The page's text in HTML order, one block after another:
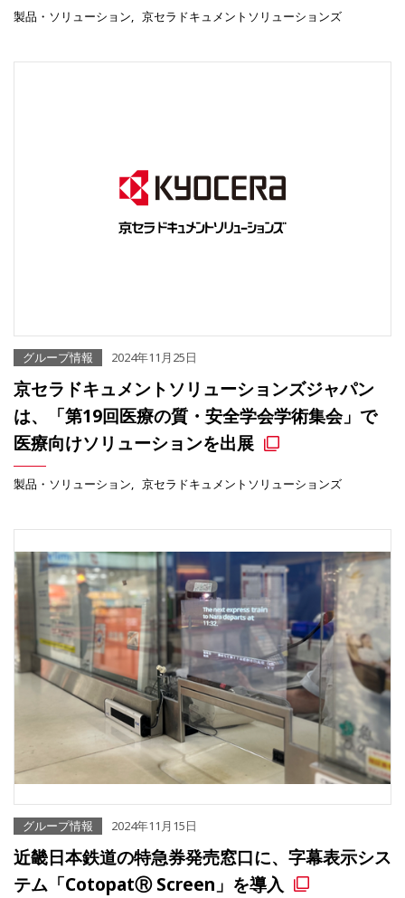
製品・ソリューション 京セラドキュメントソリューションズ
グループ情報 2024年11月25日
京セラドキュメントソリューションズジャパン
は、「第19回医療の質・安全学会学術集会」で
医療向けソリューションを出展
製品・ソリューション 京セラドキュメントソリューションズ
グループ情報 2024年11月15日
近畿日本鉄道の特急券発売窓口に、字幕表示シス
テム「CotopatⓇ Screen」を導入